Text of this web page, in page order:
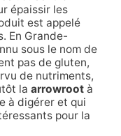
épaissir les
est appelé
En Grande-
sous le nom de
pas de gluten,
de nutriments,
la arrowrootà
à digérer et qui
pour la